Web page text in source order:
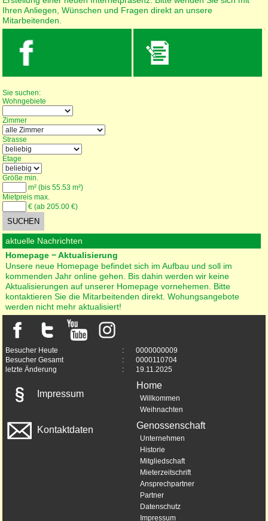
Ihren Anliegen, Wünschen und Fragen direkt an unsere
Mitarbeitenden.
Sie suchen:
Wohngebiete
Zimmer
Strasse
Etage
Größe min.
m² (bis 55.53 m²)
Mietpreis max.
€ (ab 205.00 €)
aktuelle Nachrichten
Homepage − Aktualisierung
Unsere neue Homepage befindet sich im Aufbau und soll im
kommenden Jahr online gehen. Bis dahin werden wir keine
Aktualisierungen auf unserer Homepage vornehemen. Bitte
kontaktieren Sie die Mitarbeitenden direkt. Wohungsangebote
werden nicht mehr aktualisiert!
Besucher Heute :
0000000009
Besucher Gesamt
:
0000110704
letzte Änderung
: 19.11.2025
Impressum
Kontaktdaten
Home
Willkommen
Weihnachten
Genossenschaft
Unternehmen
Historie
Mitgliedschaft
Mieterzeitschrift
Ansprechpartner
Partner
Datenschutz
Impressum